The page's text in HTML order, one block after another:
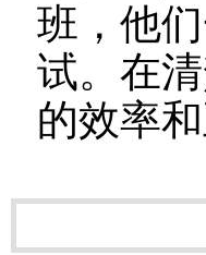
班，他
试。在
的效率和